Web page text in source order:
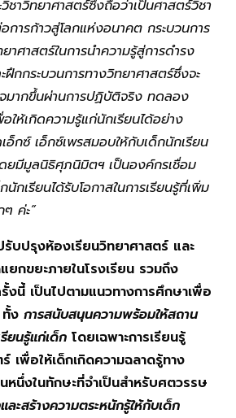
ชาวิทยาศาสตร์ซึ่งถือว่าเป็นศาสตร์วิชา
ารก้าวสู่โลกแห่งอนาคต กระบวนการ
าศาสตร์ในการนําความรู้สู่การดํารง
กกระบวนการทางวิทยาศาสตร์ซึ่งจะ
จมากขึ้นผ่านการปฏิบัติจริง ทดลอง
ให้เกิดความรู้แก่นักเรียนได้อย่าง
กซ์ เอ็กซ์เพรสมอบให้กับเด็กนักเรียน
ยมีมูลนิธิศุภนิมิตฯ เป็นองค์กรเชื่อม
นักเรียนได้รับโอกาสในการเรียนรู้ที่เพิ่ม
ค่ะ”
บปรุงห้องเรียนวิทยาศาสตร์ และ
กขยะภายในโรงเรียน รวมถึง
งนี้ เป็นไปตามแนวทางการศึกษาเพื่อ
ง การสนับสนุนความพร้อมให้สถาน
ยนรู้แก่เด็ก โดยเฉพาะการเรียนรู้
เพื่อให้เด็กเกิดความฉลาดรู้ทาง
หนึ่งในทักษะที่จำเป็นสำหรับศตวรรษ
ละสร้างความตระหนักรู้ให้กับเด็ก